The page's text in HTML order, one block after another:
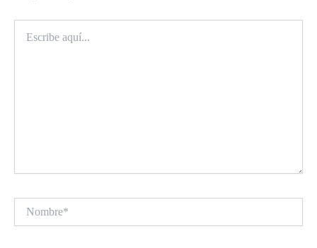
aquí...